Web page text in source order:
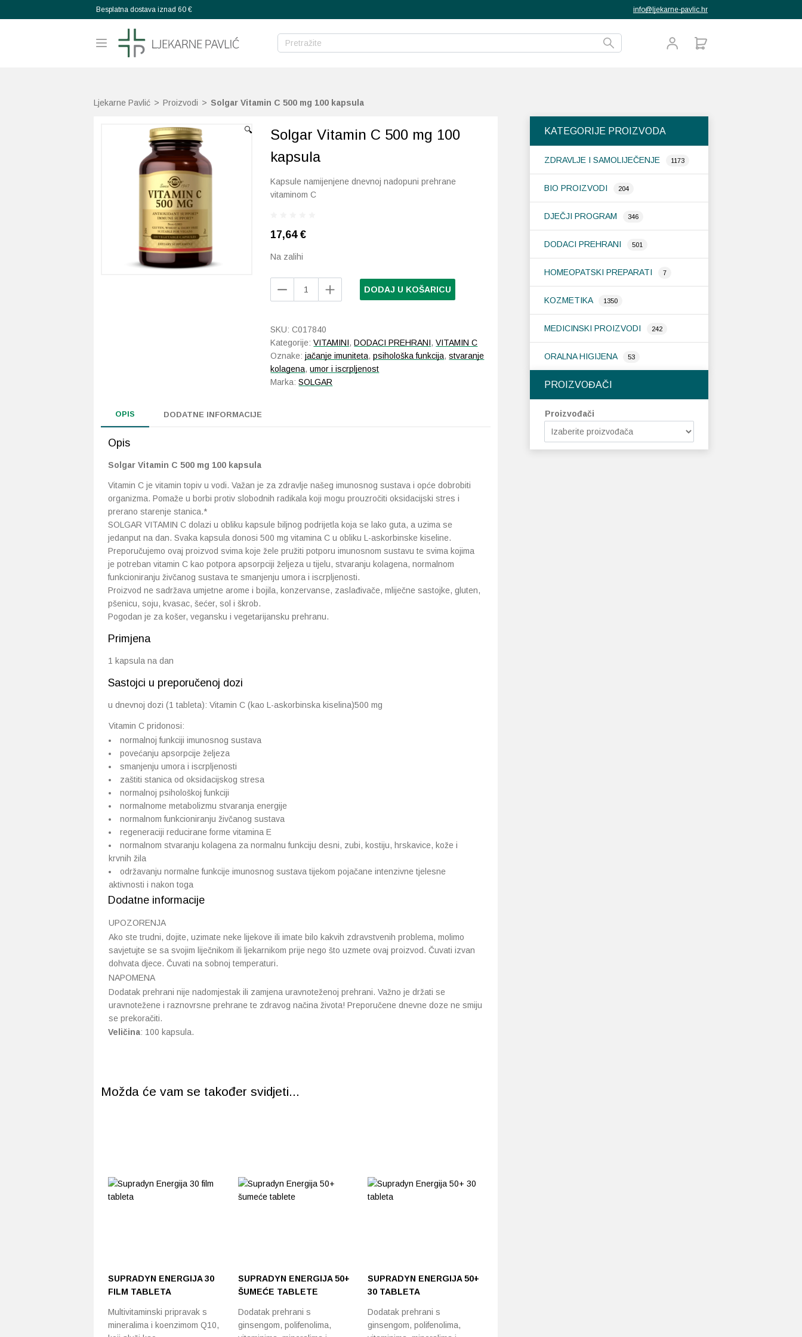
Besplatna dostava iznad 60 € info@ljekarne-pavlic.hr
Ljekarne Pavlić > Proizvodi > Solgar Vitamin C 500 mg 100 kapsula
KATEGORIJE PROIZVODA
ZDRAVLJE I SAMOLIJEČENJE 1173
BIO PROIZVODI 204
DJEČJI PROGRAM 346
DODACI PREHRANI 501
HOMEOPATSKI PREPARATI 7
KOZMETIKA 1350
MEDICINSKI PROIZVODI 242
ORALNA HIGIJENA 53
PROIZVOĐAČI
Proizvođači
🔍
Solgar Vitamin C 500 mg 100
kapsula
Kapsule namijenjene dnevnoj nadopuni prehrane
vitaminom C
17,64€
Na zalihi
količina
DODAJ U KOŠARICU
SKU:C017840
Kategorije:VITAMINI,DODACI PREHRANI,VITAMIN C
Oznake:jačanje imuniteta,psihološka funkcija,stvaranje
kolagena,umor i iscrpljenost
Marka:SOLGAR
OPIS DODATNE INFORMACIJE
Opis
Solgar Vitamin C 500 mg 100 kapsula
Vitamin C je vitamin topiv u vodi. Važan je za zdravlje našeg imunosnog sustava i opće dobrobiti
organizma. Pomaže u borbi protiv slobodnih radikala koji mogu prouzročiti oksidacijski stres i
prerano starenje stanica.*
SOLGAR VITAMIN C dolazi u obliku kapsule biljnog podrijetla koja se lako guta, a uzima se
jedanput na dan. Svaka kapsula donosi 500 mg vitamina C u obliku L-askorbinske kiseline.
Preporučujemo ovaj proizvod svima koje žele pružiti potporu imunosnom sustavu te svima kojima
je potreban vitamin C kao potpora apsorpciji željeza u tijelu, stvaranju kolagena, normalnom
funkcioniranju živčanog sustava te smanjenju umora i iscrpljenosti.
Proizvod ne sadržava umjetne arome i bojila, konzervanse, zaslađivače, mliječne sastojke, gluten,
pšenicu, soju, kvasac, šećer, sol i škrob.
Pogodan je za košer, vegansku i vegetarijansku prehranu.
Primjena
1 kapsula na dan
Sastojci u preporučenoj dozi
u dnevnoj dozi (1 tableta): Vitamin C (kao L-askorbinska kiselina)500 mg
Vitamin C pridonosi:
normalnoj funkciji imunosnog sustava
povećanju apsorpcije željeza
smanjenju umora i iscrpljenosti
zaštiti stanica od oksidacijskog stresa
normalnoj psihološkoj funkciji
normalnome metabolizmu stvaranja energije
normalnom funkcioniranju živčanog sustava
regeneraciji reducirane forme vitamina E
normalnom stvaranju kolagena za normalnu funkciju desni, zubi, kostiju, hrskavice, kože i
krvnih žila
održavanju normalne funkcije imunosnog sustava tijekom pojačane intenzivne tjelesne
aktivnosti i nakon toga
Dodatne informacije
UPOZORENJA
Ako ste trudni, dojite, uzimate neke lijekove ili imate bilo kakvih zdravstvenih problema, molimo
savjetujte se sa svojim liječnikom ili ljekarnikom prije nego što uzmete ovaj proizvod. Čuvati izvan
dohvata djece. Čuvati na sobnoj temperaturi.
NAPOMENA
Dodatak prehrani nije nadomjestak ili zamjena uravnoteženoj prehrani. Važno je držati se
uravnotežene i raznovrsne prehrane te zdravog načina života! Preporučene dnevne doze ne smiju
se prekoračiti.
Veličina: 100 kapsula.
Možda će vam se također svidjeti...
SUPRADYN ENERGIJA 30
FILM TABLETA
Multivitaminski pripravak s
mineralima i koenzimom Q10,
SUPRADYN ENERGIJA 50+
ŠUMEĆE TABLETE
Dodatak prehrani s
ginsengom, polifenolima,
SUPRADYN ENERGIJA 50+
30 TABLETA
Dodatak prehrani s
ginsengom, polifenolima,